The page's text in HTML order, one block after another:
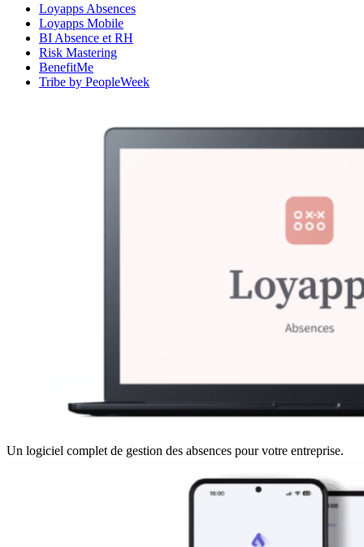
Loyapps Absences
Loyapps Mobile
BI Absence et RH
Risk Mastering
BenefitMe
Tribe by PeopleWeek
Un logiciel complet de gestion des absences pour votre entreprise.